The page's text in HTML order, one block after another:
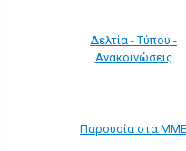
Δελτία - Τύπου -
Ανακοινώσεις
Παρουσία στα ΜΜΕ